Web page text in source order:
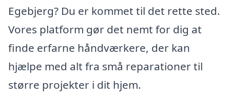
Egebjerg? Du er kommet til det rette sted.
Vores platform gør det nemt for dig at
finde erfarne håndværkere, der kan
hjælpe med alt fra små reparationer til
større projekter i dit hjem.